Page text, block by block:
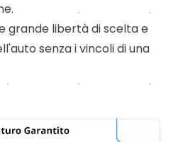
grande libertà di scelta e
senza i vincoli di una